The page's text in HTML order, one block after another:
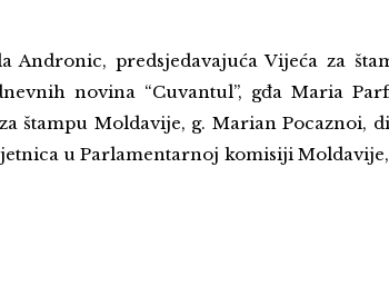
predsjedavajuća Vijeća za
novina “Cuvantul”, gđa Maria
štampu Moldavije, g. Marian
u Parlamentarnoj komisiji